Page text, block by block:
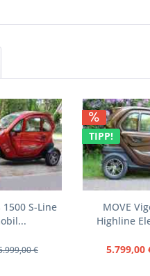
S-Line
€
TIPP!
MOVE
Highline
5.799,00